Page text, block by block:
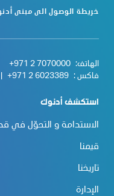
خريطة الوصول الى مبنى
الهاتف: +971 2 7070000
فاكس : +971 2 6023389
استكشف أدنوك
الاستدامة و التحوّل في
قيمنا
تاريخنا
الإدارة